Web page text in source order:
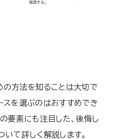
の方法を知ることは大切で
スを選ぶのはおすすめでき
要素にも注目した、後悔し
て詳しく解説します。